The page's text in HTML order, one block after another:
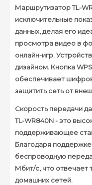
Маршрутизатор TL-
исключительные
данных, делая его
просмотра видео в
онлайн-игр.
дизайном. Кнопка
обеспечивает
защитить сеть от
Скорость передачи
TL-WR840N - это
поддерживающее
Благодаря поддержке
беспроводную
Мбит/с, что отвечает
домашних сетей.